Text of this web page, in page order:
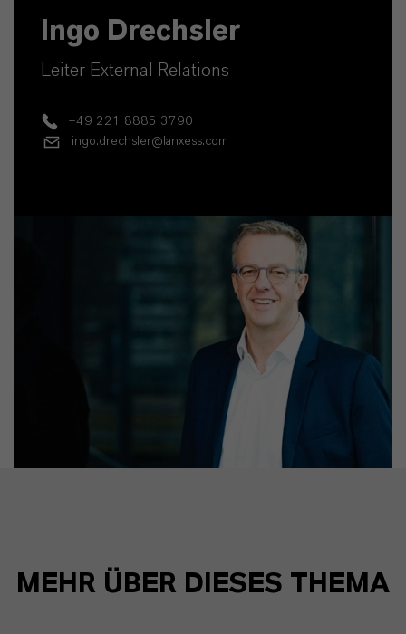
Ingo Drechsler
Leiter External Relations
+49 221 8885 3790
ingo.drechsler@lanxess.com
MEHR ÜBER DIESES THEMA